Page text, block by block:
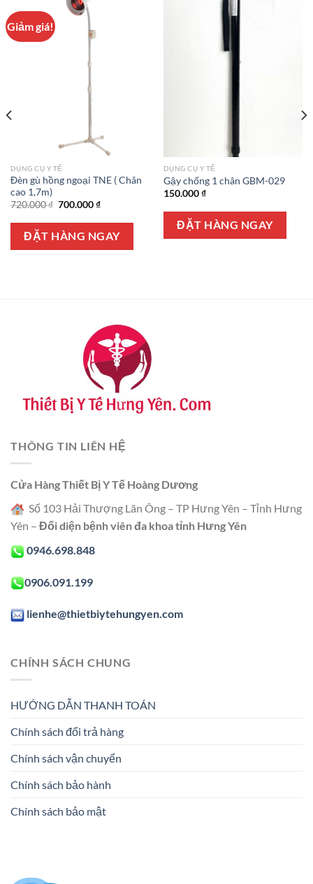
Giảm giá!
DỤNG CỤ Y TẾ
Đèn gù hồng ngoại TNE ( Chân
cao 1,7m)
720.000₫ Giá
là:
720.000 ₫.
700.000₫Giá
tại
là:
700.000 ₫.
ĐẶT HÀNG NGAY
DỤNG CỤ Y TẾ
Gậy chống 1 chân GBM-029
150.000₫
ĐẶT HÀNG NGAY
THÔNG TIN LIÊN HỆ
Cửa Hàng Thiết Bị Y Tế Hoàng Dương
Số 103 Hải Thượng Lãn Ông – TP Hưng Yên – Tỉnh Hưng
Yên – Đối diện bệnh viên đa khoa tỉnh Hưng Yên
0946.698.848
0906.091.199
lienhe@thietbiytehungyen.com
CHÍNH SÁCH CHUNG
HƯỚNG DẪN THANH TOÁN
Chính sách đổi trả hàng
Chính sách vận chuyển
Chính sách bảo hành
Chính sách bảo mật